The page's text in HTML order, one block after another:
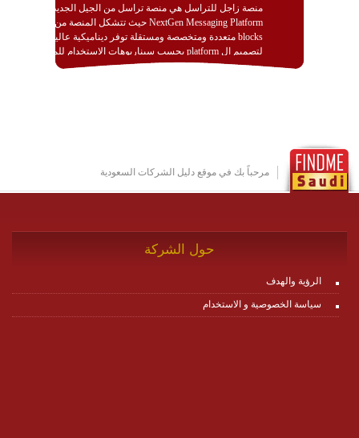
منصة زاجل للتراسل هي منصة تراسل من الجيل الجديد
NextGen Messaging Platform حيث تتشكل المنصة من
blocks متعددة ومتخصصة ومستقلة توفر ديناميكية عالية
لتصميم ال platform بحسب سيناريوهات الاستخدام للمنصة
وتتوافق مع النشر والاستثمار ضمن بيئة استضافة dedicated
http://www.plutosms.com/zagel
مرحباً بك في موقع دليل الشركات السعودية
حول الشركة
الرؤية والهدف
سياسة الخصوصية و الاستخدام